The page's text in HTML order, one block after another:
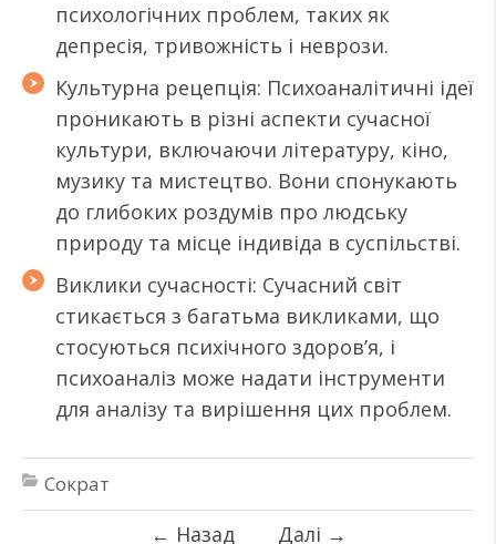
психологічних проблем, таких як
депресія, тривожність і неврози.
Культурна рецепція: Психоаналітичні ідеї
проникають в різні аспекти сучасної
культури, включаючи літературу, кіно,
музику та мистецтво. Вони спонукають
до глибоких роздумів про людську
природу та місце індивіда в суспільстві.
Виклики сучасності: Сучасний світ
стикається з багатьма викликами, що
стосуються психічного здоров’я, і
психоаналіз може надати інструменти
для аналізу та вирішення цих проблем.
Сократ
← Назад Далі →